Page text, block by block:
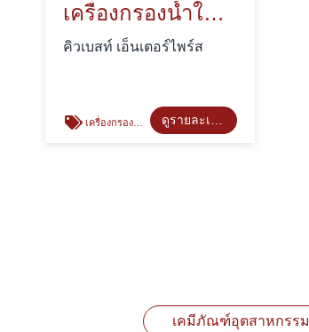
เครื่องกรองน้ำใช้ในอุตสาหกรรม
คิวเบสท์ เอ็นเตอร์ไพร์ส
เครื่องกรองน้ำใช้ในอุตสาหกรรม ดูรายละเอียด
เคมีภัณฑ์อุตสาหกรรม